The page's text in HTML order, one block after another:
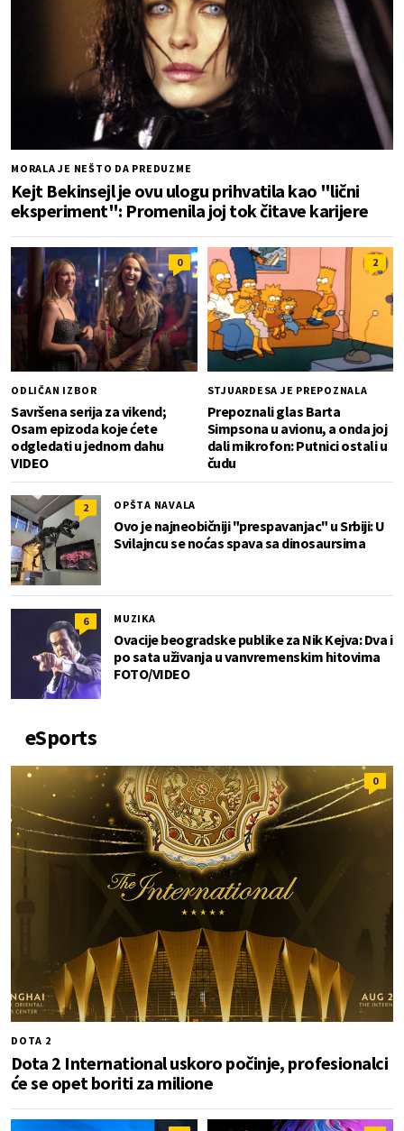
MORALA JE NEŠTO DA PREDUZME
Kejt Bekinsejl je ovu ulogu prihvatila kao "lični
eksperiment": Promenila joj tok čitave karijere
0
ODLIČAN IZBOR
Savršena serija za vikend;
Osam epizoda koje ćete
odgledati u jednom dahu
VIDEO
2
STJUARDESA JE PREPOZNALA
Prepoznali glas Barta
Simpsona u avionu, a onda joj
dali mikrofon: Putnici ostali u
čudu
2 OPŠTA NAVALA
Ovo je najneobičniji "prespavanjac" u Srbiji: U
Svilajncu se noćas spava sa dinosaursima
6 MUZIKA
Ovacije beogradske publike za Nik Kejva: Dva i
po sata uživanja u vanvremenskim hitovima
FOTO/VIDEO
eSports
0
DOTA 2
Dota 2 International uskoro počinje, profesionalci
će se opet boriti za milione